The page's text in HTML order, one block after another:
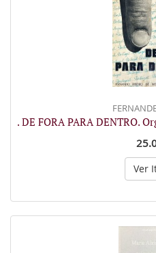
. DE FORA PARA DENTRO.
Ver